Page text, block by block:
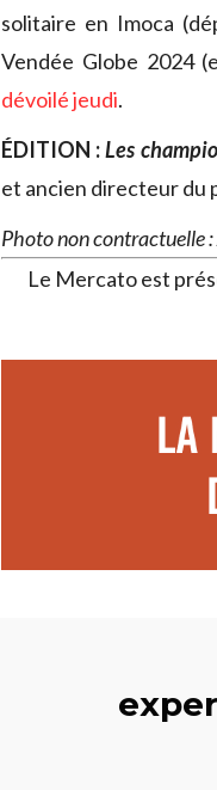
solitaire en Imoca
Vendée Globe 2024
dévoilé jeudi.
ÉDITION : Les
et ancien directeur du
Photo non contractuelle
Le Mercato est